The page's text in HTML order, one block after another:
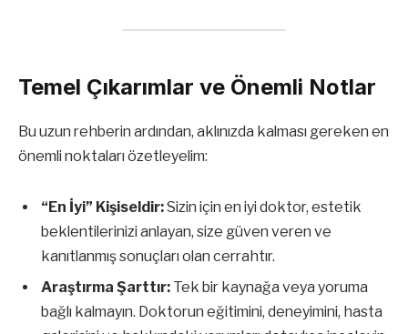
Temel Çıkarımlar ve Önemli Notlar
Bu uzun rehberin ardından, aklınızda kalması gereken en
önemli noktaları özetleyelim:
“En İyi” Kişiseldir:Sizin için en iyi doktor, estetik
beklentilerinizi anlayan, size güven veren ve
kanıtlanmış sonuçları olan cerrahtır.
Araştırma Şarttır: Tek bir kaynağa veya yoruma
bağlı kalmayın. Doktorun eğitimini, deneyimini, hasta